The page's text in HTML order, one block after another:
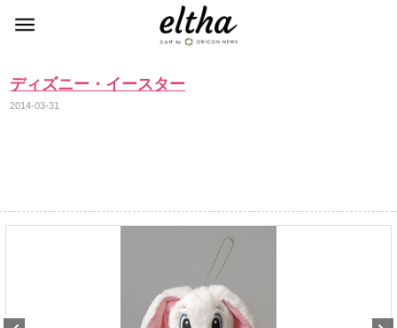
ディズニー・イースター
2014-03-31